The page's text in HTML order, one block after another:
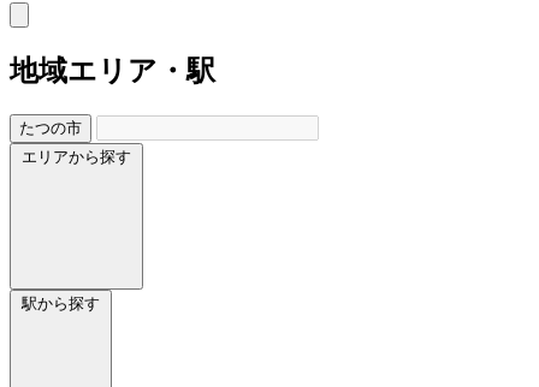
地域エリア・駅
たつの市
エリアから探す
駅から探す